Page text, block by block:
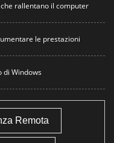
rallentano il computer
le prestazioni
di Windows
Remota